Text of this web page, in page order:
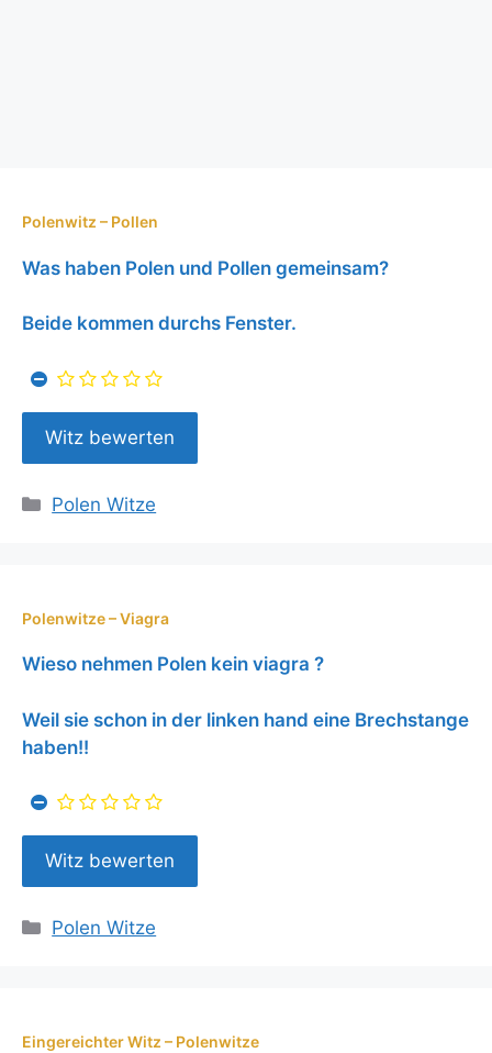
Polenwitz – Pollen
Was haben Polen und Pollen gemeinsam?
Beide kommen durchs Fenster.
Kategorien
Polen Witze
Polenwitze – Viagra
Wieso nehmen Polen kein viagra ?
Weil sie schon in der linken hand eine Brechstange
haben!!
Kategorien
Polen Witze
Eingereichter Witz – Polenwitze